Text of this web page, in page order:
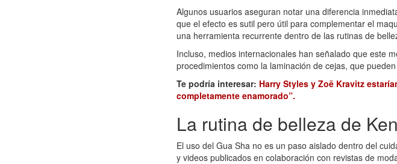
Algunos usuarios aseguran notar una diferencia
que el efecto es sutil pero útil para complementar el
una herramienta recurrente dentro de las rutinas de
Incluso, medios internacionales han señalado que este
procedimientos como la laminación de cejas, que
Te podría interesar: Harry Styles y Zoë Kravitz
completamente enamorado”.
La rutina de belleza de
El uso del Gua Sha no es un paso aislado dentro del
y videos publicados en colaboración con revistas de